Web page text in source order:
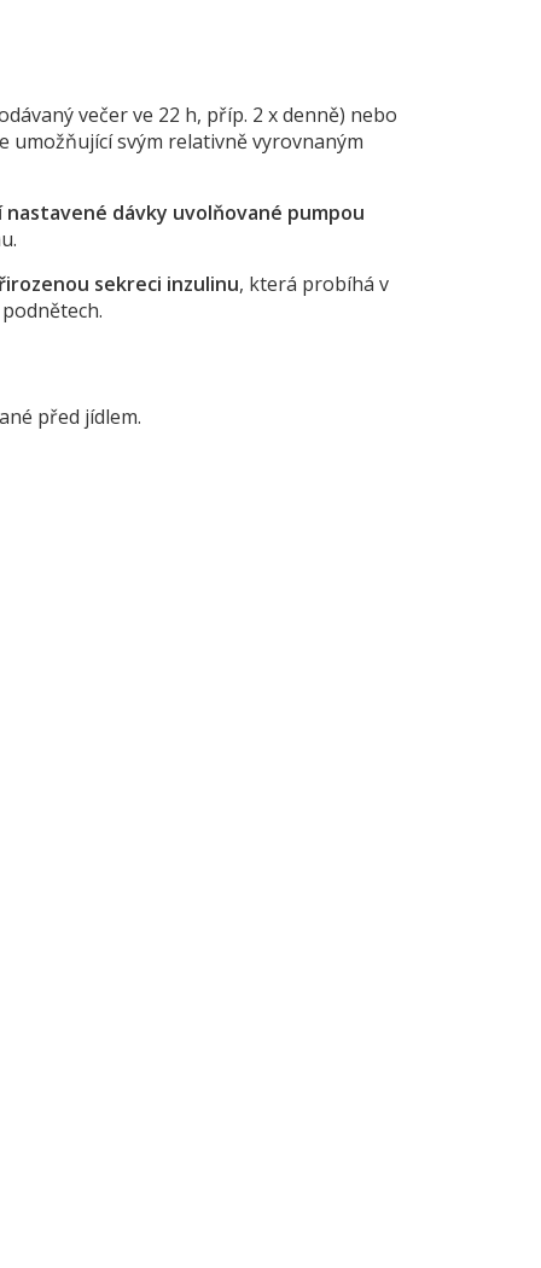
večer ve 22 h, příp. 2 x denně) nebo
umožňující svým relativně vyrovnaným
dávky uvolňované pumpou
sekreci inzulinu, která probíhá v
před jídlem.